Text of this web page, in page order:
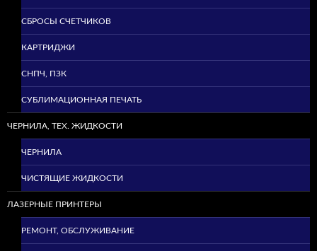
СБРОСЫ СЧЕТЧИКОВ
КАРТРИДЖИ
СНПЧ, ПЗК
СУБЛИМАЦИОННАЯ ПЕЧАТЬ
ЧЕРНИЛА, ТЕХ. ЖИДКОСТИ
ЧЕРНИЛА
ЧИСТЯЩИЕ ЖИДКОСТИ
ЛАЗЕРНЫЕ ПРИНТЕРЫ
РЕМОНТ, ОБСЛУЖИВАНИЕ